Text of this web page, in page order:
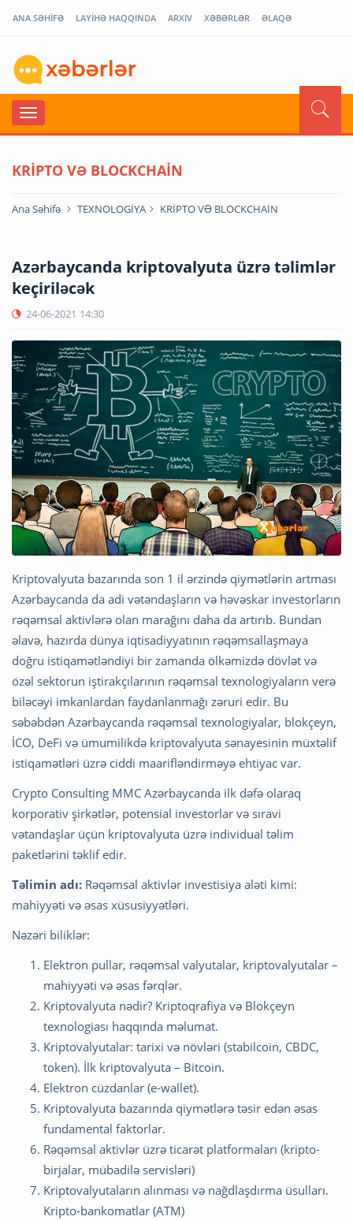
ANA SƏHİFƏ LAYİHƏ HAQQINDA ARXİV XƏBƏRLƏR ƏLAQƏ
KRİPTO VƏ BLOCKCHAİN
Ana Səhifə TEXNOLOGİYA KRİPTO VƏ BLOCKCHAİN
Azərbaycanda kriptovalyuta üzrə təlimlər
keçiriləcək
24-06-2021 14:30
Kriptovalyuta bazarında son 1 il ərzində qiymətlərin artması
Azərbaycanda da adi vətəndaşların və həvəskar investorların
rəqəmsal aktivlərə olan marağını daha da artırıb. Bundan
əlavə, hazırda dünya iqtisadiyyatının rəqəmsallaşmaya
doğru istiqamətləndiyi bir zamanda ölkəmizdə dövlət və
özəl sektorun iştirakçılarının rəqəmsal texnologiyaların verə
biləcəyi imkanlardan faydanlanmağı zəruri edir. Bu
səbəbdən Azərbaycanda rəqəmsal texnologiyalar, blokçeyn,
İCO, DeFi və ümumilikdə kriptovalyuta sənayesinin müxtəlif
istiqamətləri üzrə ciddi maarifləndirməyə ehtiyac var.
Crypto Consulting MMC Azərbaycanda ilk dəfə olaraq
korporativ şirkətlər, potensial investorlar və sıravi
vətandaşlar üçün kriptovalyuta üzrə individual təlim
paketlərini təklif edir.
Təlimin adı: Rəqəmsal aktivlər investisiya aləti kimi:
mahiyyəti və əsas xüsusiyyətləri.
Nəzəri biliklər:
Elektron pullar, rəqəmsal valyutalar, kriptovalyutalar –
mahiyyəti və əsas fərqlər.
Kriptovalyuta nədir? Kriptoqrafiya və Blokçeyn
texnologiası haqqında məlumat.
Kriptovalyutalar: tarixi və növləri (stabilcoin, CBDC,
token). İlk kriptovalyuta – Bitcoin.
Elektron cüzdanlar (e-wallet).
Kriptovalyuta bazarında qiymətlərə təsir edən əsas
fundamental faktorlar.
Rəqəmsal aktivlər üzrə ticarət platformaları (kripto-
birjalar, mübadilə servisləri)
Kriptovalyutaların alınması və nağdlaşdırma üsulları.
Kripto-bankomatlar (ATM)